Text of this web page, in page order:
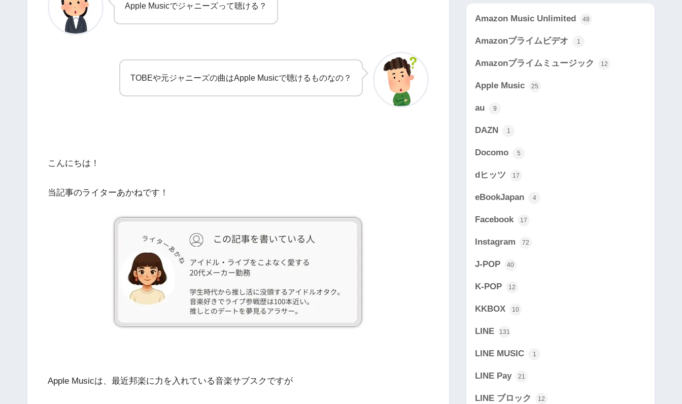
Apple Musicでジャニーズって聴ける？
TOBEや元ジャニーズの曲はApple Musicで聴けるものなの？
こんにちは！
当記事のライターあかねです！
Apple Musicは、最近邦楽に力を入れている音楽サブスクですが
Amazon Music Unlimited 48
Amazonプライムビデオ 1
Amazonプライムミュージック 12
Apple Music 25
au 9
DAZN 1
Docomo 5
dヒッツ 17
eBookJapan 4
Facebook 17
Instagram 72
J-POP 40
K-POP 12
KKBOX 10
LINE 131
LINE MUSIC 1
LINE Pay 21
LINE ブロック 12